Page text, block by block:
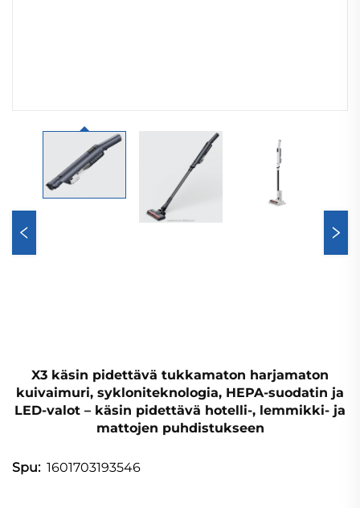
X3 käsin pidettävä tukkamaton harjamaton
kuivaimuri, sykloniteknologia, HEPA-suodatin ja
LED-valot – käsin pidettävä hotelli-, lemmikki- ja
mattojen puhdistukseen
Spu: 1601703193546